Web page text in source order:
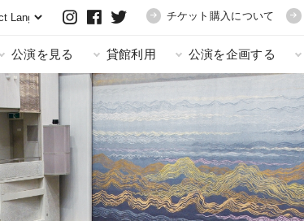
チケット購入について
公演を見る 貸館利用 公演を企画する